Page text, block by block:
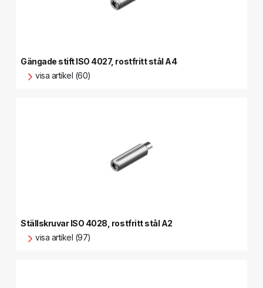
Gängade stift ISO 4027, rostfritt stål A4
visa artikel (60)
Ställskruvar ISO 4028, rostfritt stål A2
visa artikel (97)